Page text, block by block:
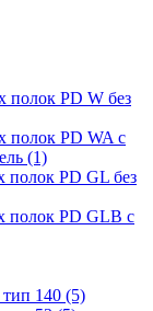
полок PD W без
полок PD WA с
(1)
полок PD GL без
полок PD GLВ с
тип 140 (5)